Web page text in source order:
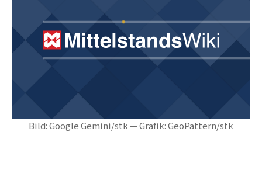
Bild: Google Gemini/stk — Grafik: GeoPattern/stk